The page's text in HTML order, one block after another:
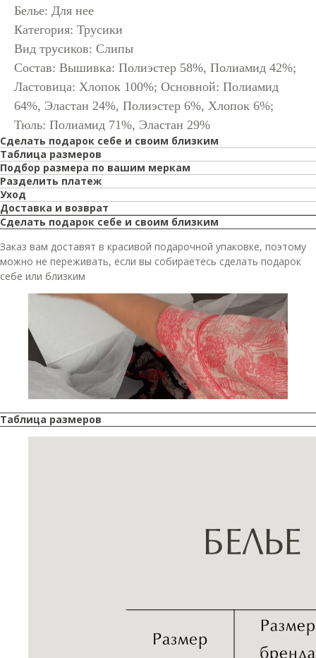
Белье: Для нее
Категория: Трусики
Вид трусиков: Слипы
Состав: Вышивка: Полиэстер 58%, Полиамид 42%;
Ластовица: Хлопок 100%; Основной: Полиамид
64%, Эластан 24%, Полиэстер 6%, Хлопок 6%;
Тюль: Полиамид 71%, Эластан 29%
Сделать подарок себе и своим близким
Таблица размеров
Подбор размера по вашим меркам
Разделить платеж
Уход
Доставка и возврат
Сделать подарок себе и своим близким
Заказ вам доставят в красивой подарочной упаковке, поэтому
можно не переживать, если вы собираетесь сделать подарок
себе или близким
Таблица размеров